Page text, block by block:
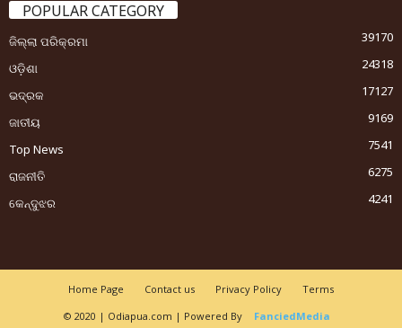
POPULAR CATEGORY
ଜିଲ୍ଲା ପରିକ୍ରମା
39170
ଓଡ଼ିଶା
24318
ଭଦ୍ରକ
17127
ଜାତୀୟ
9169
Top News
7541
ରାଜନୀତି
6275
କେନ୍ଦୁଝର
4241
Home Page Contact us Privacy Policy
Terms
© 2020 | Odiapua.com | Powered By
FanciedMedia